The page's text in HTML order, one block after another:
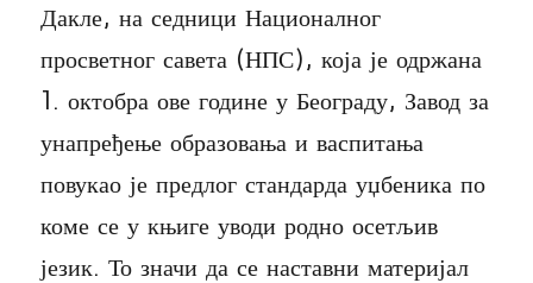
Дакле, на седници Националног
просветног савета (НПС), која је одржана
1. октобра ове године у Београду, Завод за
унапређење образовања и васпитања
повукао је предлог стандарда уџбеника по
коме се у књиге уводи родно осетљив
језик. То значи да се наставни материјал